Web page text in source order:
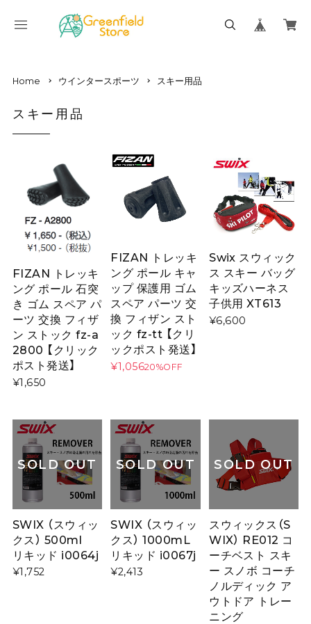
Home ウインタースポーツ スキー用品
スキー用品
FIZAN トレッキ
ング ポール 石突
き ゴム スペア パ
ーツ 交換 フィザ
ン ストック fz-a
2800 【クリック
ポスト発送】
¥1,650
FIZAN トレッキ
ング ポール キャ
ップ 保護用 ゴム
スペア パーツ 交
換 フィザン スト
ック fz-tt 【クリ
ックポスト発送】
¥1,05620%OFF
Swix スウィック
ス スキー バッグ
キッズハーネス
子供用 XT613
¥6,600
SOLD OUT
SWIX （スウィッ
クス） 500ml
リキッド i0064j
¥1,752
SOLD OUT
SWIX （スウィッ
クス） 1000mL
リキッド i0067j
¥2,413
SOLD OUT
スウィックス（S
WIX） RE012 コ
ーチベスト スキ
ー スノボ コーチ
ノルディック ア
ウトドア トレー
ニング